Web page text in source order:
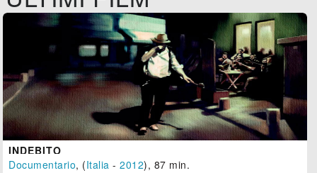
INDEBITO
Documentario, (Italia -2012), 87 min.